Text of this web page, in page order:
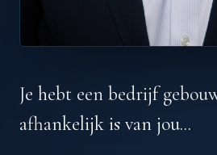
Je hebt een bedrijf
afhankelijk is van jou...